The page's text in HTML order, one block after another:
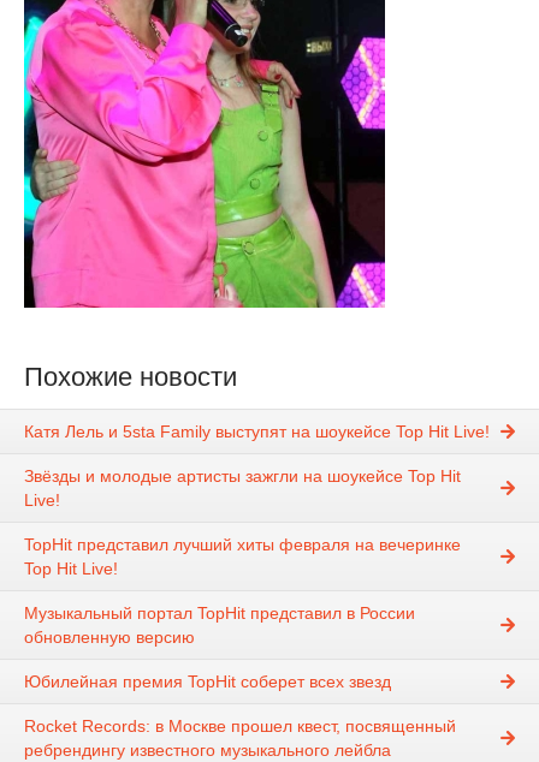
Похожие новости
Катя Лель и 5sta Family выступят на шоукейсе Top Hit Live!
Звёзды и молодые артисты зажгли на шоукейсе Top Hit
Live!
TopHit представил лучший хиты февраля на вечеринке
Top Hit Live!
Музыкальный портал TopHit представил в России
обновленную версию
Юбилейная премия TopHit соберет всех звезд
Rocket Records: в Москве прошел квест, посвященный
ребрендингу известного музыкального лейбла